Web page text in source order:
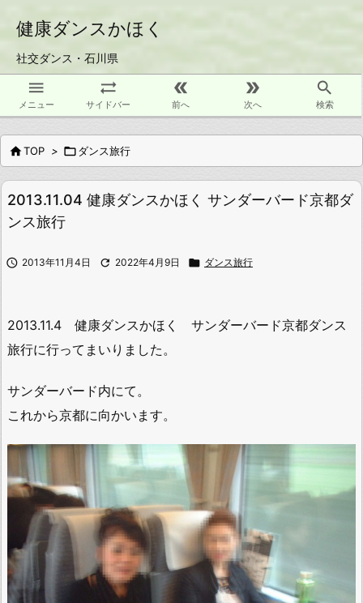
健康ダンスかほく
社交ダンス・石川県

メニュー

サイドバー

前へ

次へ

検索
TOP > ダンス旅行
2013.11.04 健康ダンスかほく サンダーバード京都ダ
ンス旅行
 2013年11月4日  2022年4月9日  ダンス旅行
2013.11.4 健康ダンスかほく サンダーバード京都ダンス
旅行に行ってまいりました。
サンダーバード内にて。
これから京都に向かいます。